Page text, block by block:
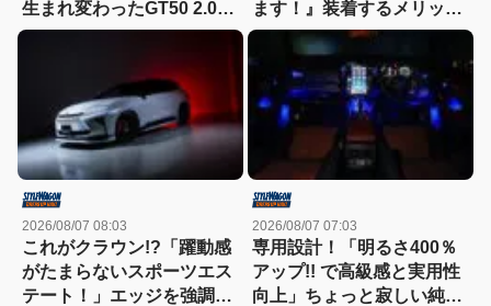
生まれ変わったGT50 2.0を
徹底解剖
ます！』装着するメリット
も紹介！
2026/08/07 08:03
これがクラウン!?「躍動感
がたまらないスポーツエス
テート！」エッジを強調し
2026/08/07 07:03
専用設計！「明るさ400％
アップ!! で高級感と実用性
向上」ちょっと寂しい純正